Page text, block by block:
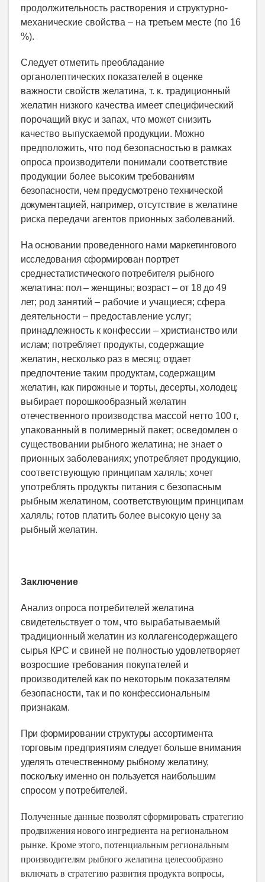
продолжительность растворения и структурно-
механические свойства – на третьем месте (по 16
%).
Следует отметить преобладание
органолептических показателей в оценке
важности свойств желатина, т. к. традиционный
желатин низкого качества имеет специфический
порочащий вкус и запах, что может снизить
качество выпускаемой продукции. Можно
предположить, что под безопасностью в рамках
опроса производители понимали соответствие
продукции более высоким требованиям
безопасности, чем предусмотрено технической
документацией, например, отсутствие в желатине
риска передачи агентов прионных заболеваний.
На основании проведенного нами маркетингового
исследования сформирован портрет
среднестатистического потребителя рыбного
желатина: пол – женщины; возраст – от 18 до 49
лет; род занятий – рабочие и учащиеся; сфера
деятельности – предоставление услуг;
принадлежность к конфессии – христианство или
ислам; потребляет продукты, содержащие
желатин, несколько раз в месяц; отдает
предпочтение таким продуктам, содержащим
желатин, как пирожные и торты, десерты, холодец;
выбирает порошкообразный желатин
отечественного производства массой нетто 100 г,
упакованный в полимерный пакет; осведомлен о
существовании рыбного желатина; не знает о
прионных заболеваниях; употребляет продукцию,
соответствующую принципам халяль; хочет
употреблять продукты питания с безопасным
рыбным желатином, соответствующим принципам
халяль; готов платить более высокую цену за
рыбный желатин.
Заключение
Анализ опроса потребителей желатина
свидетельствует о том, что вырабатываемый
традиционный желатин из коллагенсодержащего
сырья КРС и свиней не полностью удовлетворяет
возросшие требования покупателей и
производителей как по некоторым показателям
безопасности, так и по конфессиональным
признакам.
При формировании структуры ассортимента
торговым предприятиям следует больше внимания
уделять отечественному рыбному желатину,
поскольку именно он пользуется наибольшим
спросом у потребителей.
Полученные данные позволят сформировать стратегию
продвижения нового ингредиента на региональном
рынке. Кроме этого, потенциальным региональным
производителям рыбного желатина целесообразно
включать в стратегию развития продукта вопросы,